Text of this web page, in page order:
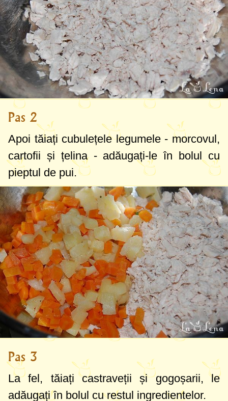
Pas 2
Apoi tăiați cubulețele legumele - morcovul,
cartofii și țelina - adăugați-le în bolul cu
pieptul de pui.
Pas 3
La fel, tăiați castraveții și gogoșarii, le
adăugați în bolul cu restul ingredientelor.